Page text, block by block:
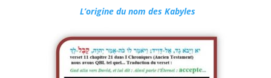
L’origine du nom des Kabyles